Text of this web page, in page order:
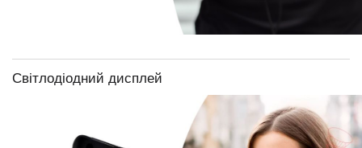
Світлодіодний дисплей